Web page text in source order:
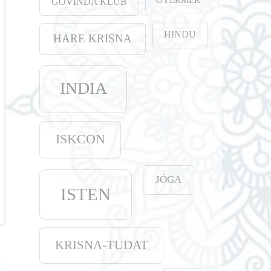
HARE KRISNA HINDU
INDIA
ISKCON
ISTEN
JÓGA
KRISNA-TUDAT